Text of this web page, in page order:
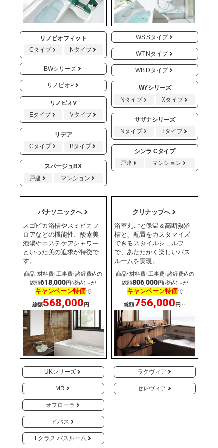
リノビオフィット
Cタイプ
Nタイプ
BWシリーズ
リノビオP
リノビオV
Eタイプ
Mタイプ
リデア
Cタイプ
Bタイプ
スパージュBX
戸建
マンション
WS Sタイプ
WT Nタイプ
WB Dタイプ
WYシリーズ
Nタイプ
Xタイプ
サザナシリーズ
Nタイプ
Tタイプ
シンラ Cタイプ
戸建
マンション
パナソニックへ
スゴピカ浴槽やスミピカフ
ロアなどの機能性、酸素美
泡湯やエステケアシャワー
といった美の追求が特徴で
す。
商品･材料費+工事費+諸経費込の
総額618,000円(税込)～が
キャンペーン特価で
総額568,000 円～
UKシリーズ
MR
オフローラ
ビバス
Lクラス バスルーム
クリナップへ
浴室丸ごと保温＆高断熱浴
槽と、配置をカスタマイズ
できるスタイルシェルフ
で、あたたかく楽しいバス
ルームを実現。
商品･材料費+工事費+諸経費込の
総額806,000円(税込)～が
キャンペーン特価で
総額756,000 円～
ラクヴィア
セレヴィア